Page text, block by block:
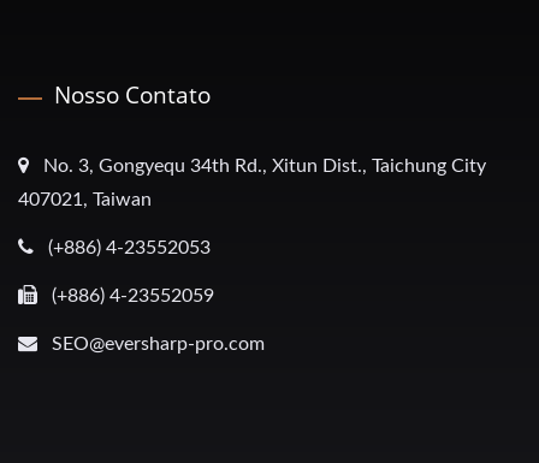
Nosso Contato
No. 3, Gongyequ 34th Rd., Xitun Dist., Taichung City
407021, Taiwan
(+886) 4-23552053
(+886) 4-23552059
SEO@eversharp-pro.com